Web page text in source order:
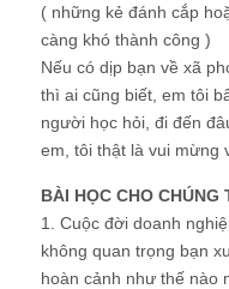
( những kẻ đánh cắp
càng khó thành công )
Nếu có dịp bạn về xã
thì ai cũng biết, em tôi
người học hỏi, đi đến
em, tôi thật là vui mừng
BÀI HỌC CHO CHÚNG
1. Cuộc đời doanh
không quan trọng bạn
hoàn cảnh như thế nào